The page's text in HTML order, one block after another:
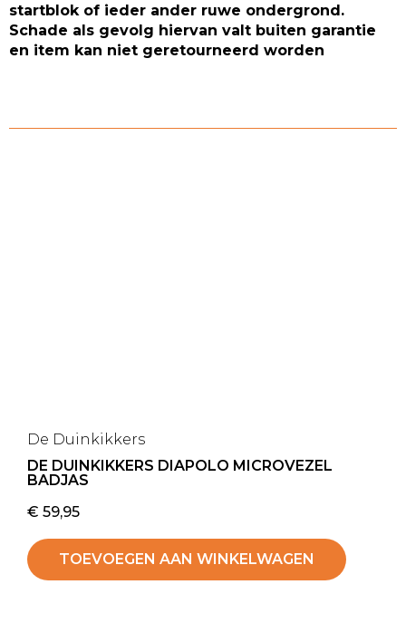
startblok of ieder ander ruwe ondergrond.
Schade als gevolg hiervan valt buiten garantie
en item kan niet geretourneerd worden
De Duinkikkers
DE DUINKIKKERS DIAPOLO MICROVEZEL
BADJAS
€ 59,95
TOEVOEGEN AAN WINKELWAGEN